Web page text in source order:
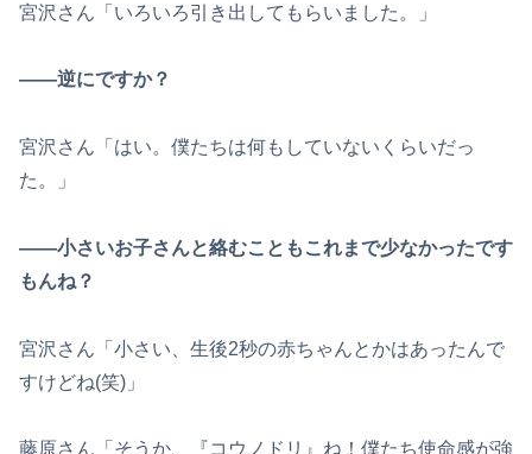
宮沢さん「いろいろ引き出してもらいました。」
――逆にですか？
宮沢さん「はい。僕たちは何もしていないくらいだっ
た。」
――小さいお子さんと絡むこともこれまで少なかったです
もんね？
宮沢さん「小さい、生後2秒の赤ちゃんとかはあったんで
すけどね(笑)」
藤原さん「そうか、『コウノドリ』ね！僕たち使命感が強